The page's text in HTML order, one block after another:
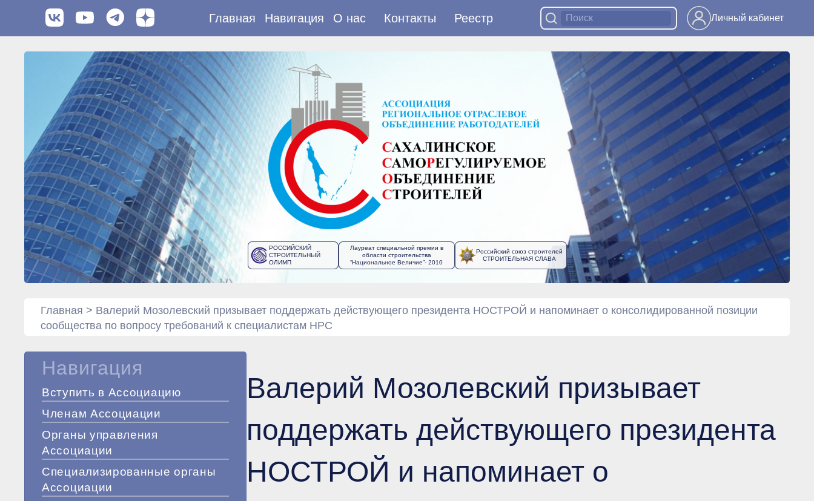
Главная Навигация О нас Контакты Реестр Личный кабинет
РОССИЙСКИЙ
СТРОИТЕЛЬНЫЙ
ОЛИМП
Лауреат специальной премии в
области строительства
“Национальное Величие”- 2010
Российский союз строителей
СТРОИТЕЛЬНАЯ СЛАВА
Главная > Валерий Мозолевский призывает поддержать действующего президента НОСТРОЙ и напоминает о консолидированной позиции
сообщества по вопросу требований к специалистам НРС
Навигация
Вступить в Ассоциацию
Членам Ассоциации
Органы управления
Ассоциации
Специализированные органы
Ассоциации
Валерий Мозолевский призывает
поддержать действующего президента
НОСТРОЙ и напоминает о